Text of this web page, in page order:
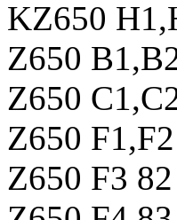
KZ650
Z650
Z650
Z650
Z650 F3 82